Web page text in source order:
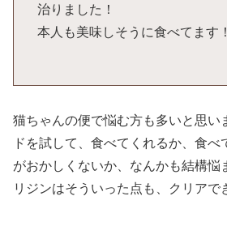
治りました！
本人も美味しそうに食べてます！
猫ちゃんの便で悩む方も多いと思い
ドを試して、食べてくれるか、食べ
がおかしくないか、なんかも結構悩
リジンはそういった点も、クリアで